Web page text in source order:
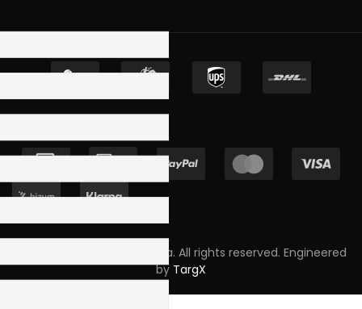
Copyright © 2023 Skpro, Lda. All rights reserved. Engineered
by TargX